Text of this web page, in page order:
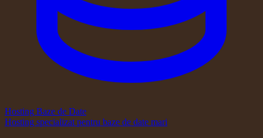
Hosting Baze de Date
Hosting specializat pentru baze de date mari